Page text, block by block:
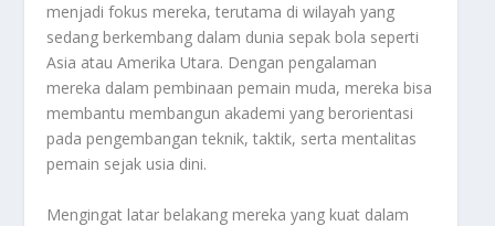
menjadi fokus mereka, terutama di wilayah yang
sedang berkembang dalam dunia sepak bola seperti
Asia atau Amerika Utara. Dengan pengalaman
mereka dalam pembinaan pemain muda, mereka bisa
membantu membangun akademi yang berorientasi
pada pengembangan teknik, taktik, serta mentalitas
pemain sejak usia dini.
Mengingat latar belakang mereka yang kuat dalam